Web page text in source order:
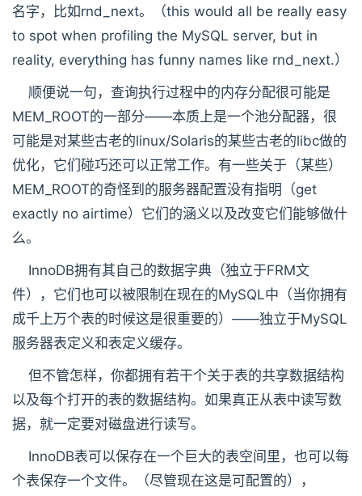
名字，比如rnd_next。（this would all be really easy
to spot when profiling the MySQL server, but in
reality, everything has funny names like rnd_next.）
顺便说一句，查询执行过程中的内存分配很可能是
MEM_ROOT的一部分——本质上是一个池分配器，很
可能是对某些古老的linux/Solaris的某些古老的libc做的
优化，它们碰巧还可以正常工作。有一些关于（某些）
MEM_ROOT的奇怪到的服务器配置没有指明（get
exactly no airtime）它们的涵义以及改变它们能够做什
么。
InnoDB拥有其自己的数据字典（独立于FRM文
件），它们也可以被限制在现在的MySQL中（当你拥有
成千上万个表的时候这是很重要的）——独立于MySQL
服务器表定义和表定义缓存。
但不管怎样，你都拥有若干个关于表的共享数据结构
以及每个打开的表的数据结构。如果真正从表中读写数
据，就一定要对磁盘进行读写。
InnoDB表可以保存在一个巨大的表空间里，也可以每
个表保存一个文件。（尽管现在这是可配置的），